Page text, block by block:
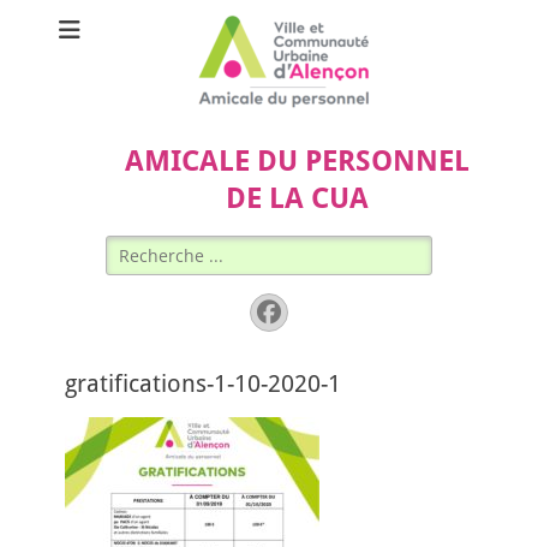
AMICALE DU PERSONNEL
DE LA CUA
Rechercher :
Facebook
gratifications-1-10-2020-1